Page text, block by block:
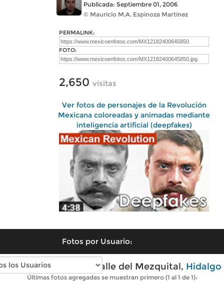
Publicada: Septiembre 01, 2006
© Mauricio M.A. Espinoza Martínez
PERMALINK:
FOTO:
2,650 visitas
Ver fotos de personajes de la Revolución
Mexicana coloreadas y animadas mediante
inteligencia artificial (deepfakes)
Fotos por Usuario:
Fotos modernas de Valle del Mezquital, Hidalgo
Últimas fotos agregadas se muestran primero (1 al 1 de 1):